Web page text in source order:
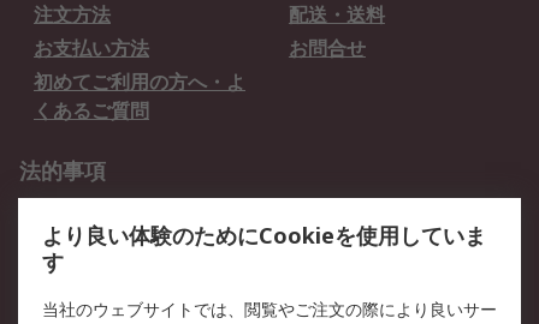
注文方法
配送・送料
お支払い方法
お問合せ
初めてご利用の方へ・よ
くあるご質問
法的事項
クッキーポリシー
RSについて
より良い体験のためにCookieを使用していま
す
当社のウェブサイトでは、閲覧やご注文の際により良いサー